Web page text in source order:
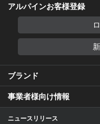
アルパインお客様登録
ブランド
事業者様向け情報
ニュースリリース